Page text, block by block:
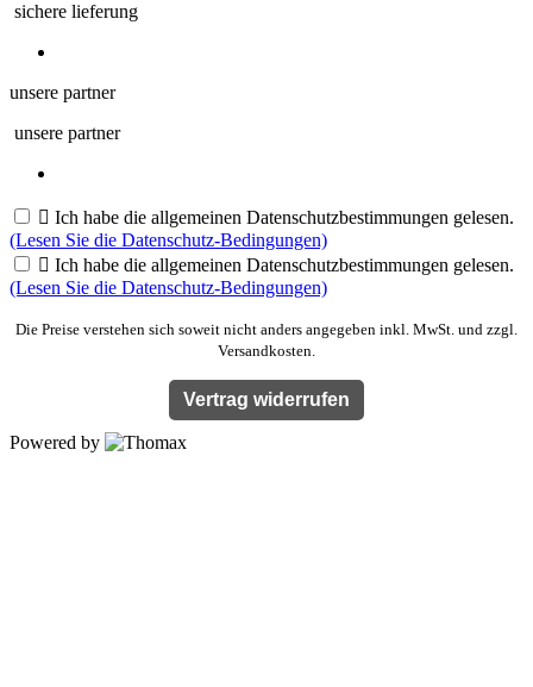
sichere lieferung
unsere partner
unsere partner
 Ich habe die allgemeinen Datenschutzbestimmungen gelesen.
(Lesen Sie die Datenschutz-Bedingungen)
 Ich habe die allgemeinen Datenschutzbestimmungen gelesen.
(Lesen Sie die Datenschutz-Bedingungen)
Die Preise verstehen sich soweit nicht anders angegeben inkl. MwSt. und zzgl.
Versandkosten.
Vertrag widerrufen
Powered by